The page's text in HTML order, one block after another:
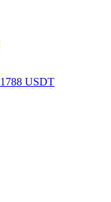
1788 USDT